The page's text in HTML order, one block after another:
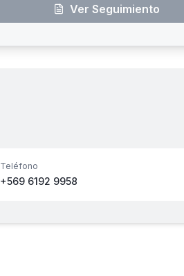
Ver Seguimiento
Teléfono
+569 6192 9958